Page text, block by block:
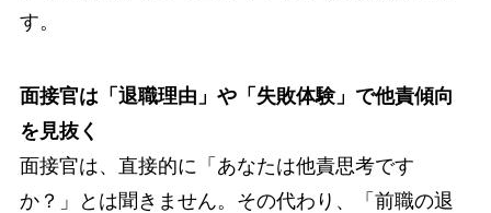
す。
面接官は「退職理由」や「失敗体験」で他責傾向
を見抜く
面接官は、直接的に「あなたは他責思考です
か？」とは聞きません。その代わり、「前職の退